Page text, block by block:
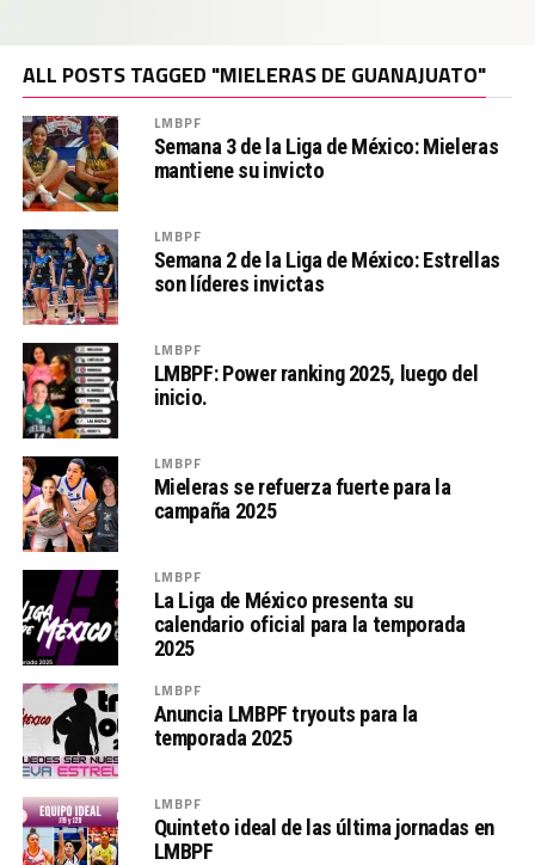
ALL POSTS TAGGED "MIELERAS DE GUANAJUATO"
LMBPF
Semana 3 de la Liga de México: Mieleras
mantiene su invicto
LMBPF
Semana 2 de la Liga de México: Estrellas
son líderes invictas
LMBPF
LMBPF: Power ranking 2025, luego del
inicio.
LMBPF
Mieleras se refuerza fuerte para la
campaña 2025
LMBPF
La Liga de México presenta su
calendario oficial para la temporada
2025
LMBPF
Anuncia LMBPF tryouts para la
temporada 2025
LMBPF
Quinteto ideal de las última jornadas en
LMBPF